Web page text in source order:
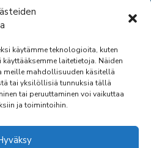
käytämme teknologioita, kuten
laitetietoja. Näiden
meille mahdollisuuden käsitellä
tai yksilöllisiä tunnuksia tällä
tai peruuttaminen voi vaikuttaa
ja toimintoihin.